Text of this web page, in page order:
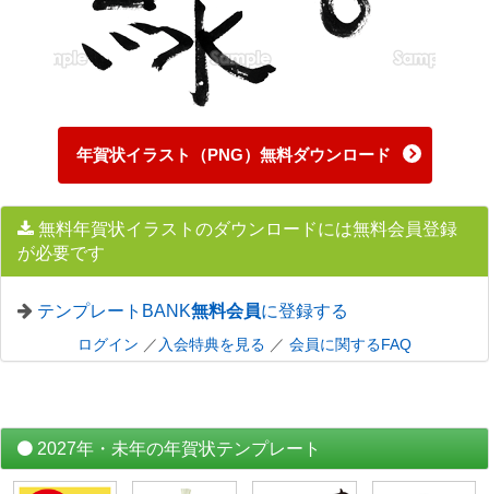
年賀状イラスト（PNG）無料ダウンロード
無料年賀状イラストのダウンロードには無料会員登録
が必要です
テンプレートBANK無料会員に登録する
ログイン ／ 入会特典を見る ／ 会員に関するFAQ
2027年・未年の年賀状テンプレート